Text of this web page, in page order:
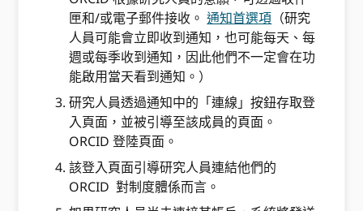
匣和/或電子郵件接收。通知首選項 （研究
人員可能會立即收到通知，也可能每天、每
週或每季收到通知，因此他們不一定會在功
能啟用當天看到通知。）
研究人員透過通知中的「連線」按鈕存取登
入頁面，並被引導至該成員的頁面。
ORCID 登陸頁面。
該登入頁面引導研究人員連結他們的
ORCID 對制度體係而言。